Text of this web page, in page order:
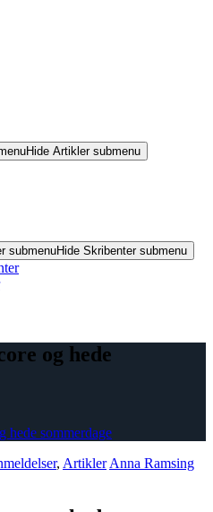
Hide Artikler submenu
submenuHide Skribenter submenu
og hede
sommerdage
, Artikler Anna Ramsing